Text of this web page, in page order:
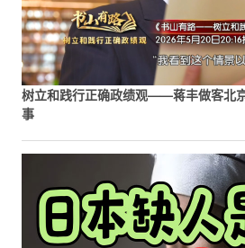
树立和践行正确政绩观——蒋丰做客北
事